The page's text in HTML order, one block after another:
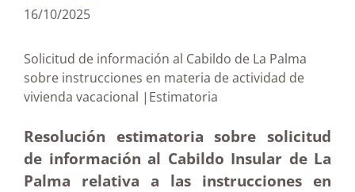
16/10/2025
Solicitud de información al Cabildo de La Palma
sobre instrucciones en materia de actividad de
vivienda vacacional |Estimatoria
Resolución estimatoria sobre solicitud
de información al Cabildo Insular de La
Palma relativa a las instrucciones en